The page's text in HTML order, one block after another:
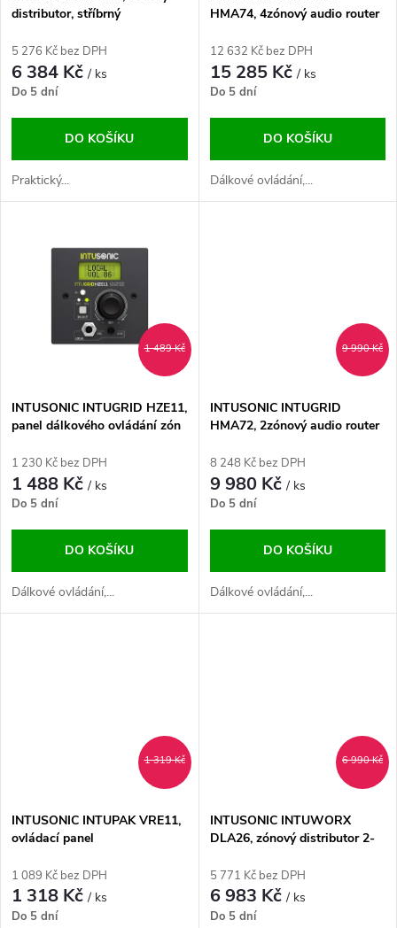
p
r
o
u
p
r
o
d
u
distributor, stříbrný
5 276 Kč bez DPH
6 384 Kč/ ks
Do 5 dní
DO KOŠÍKU
Praktický...
HMA74, 4zónový audio router
12 632 Kč bez DPH
15 285 Kč/ ks
Do 5 dní
DO KOŠÍKU
Dálkové ovládání,...
1 489 Kč
INTUSONIC INTUGRID HZE11,
panel dálkového ovládání zón
1 230 Kč bez DPH
1 488 Kč/ ks
Do 5 dní
DO KOŠÍKU
Dálkové ovládání,...
9 990 Kč
INTUSONIC INTUGRID
HMA72, 2zónový audio router
8 248 Kč bez DPH
9 980 Kč/ ks
Do 5 dní
DO KOŠÍKU
Dálkové ovládání,...
1 319 Kč
INTUSONIC INTUPAK VRE11,
ovládací panel
1 089 Kč bez DPH
1 318 Kč/ ks
Do 5 dní
6 990 Kč
INTUSONIC INTUWORX
DLA26, zónový distributor 2-
5 771 Kč bez DPH
6 983 Kč/ ks
Do 5 dní